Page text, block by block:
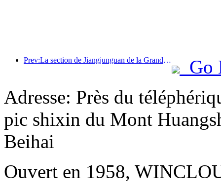
Prev:La section de Jiangjunguan de la Grande Muraille, située dans le district de Pinggu à Pékin, devrait ouvrir au public dès la fin de l'année 2026.
Go
Adresse: Près du
pic shixin du Mont
Beihai
Ouvert en 1958,